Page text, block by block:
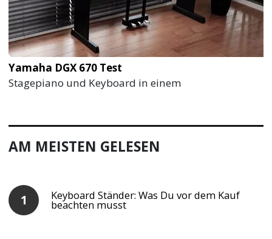
Yamaha DGX 670 Test
Stagepiano und Keyboard in einem
AM MEISTEN GELESEN
Keyboard Ständer: Was Du vor dem Kauf
beachten musst